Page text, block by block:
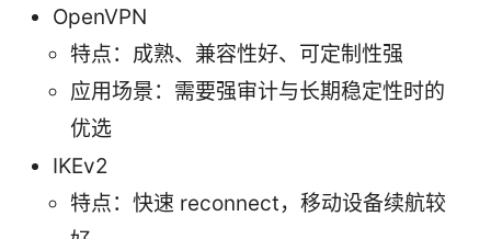
OpenVPN
特点：成熟、兼容性好、可定制性强
应用场景：需要强审计与长期稳定性时的
优选
IKEv2
特点：快速 reconnect，移动设备续航较